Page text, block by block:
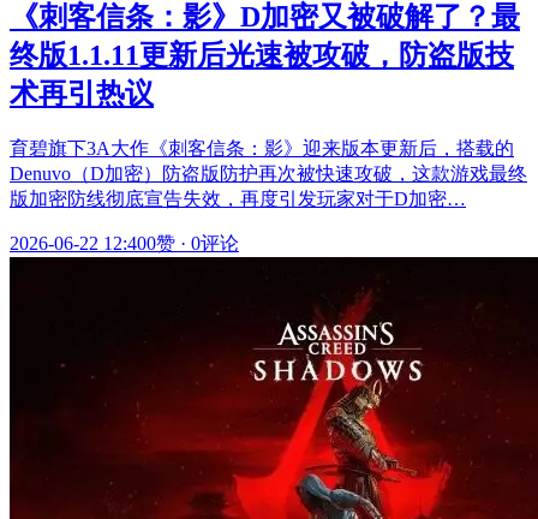
《刺客信条：影》D加密又被破解了？最
终版1.1.11更新后光速被攻破，防盗版技
术再引热议
育碧旗下3A大作《刺客信条：影》迎来版本更新后，搭载的
Denuvo（D加密）防盗版防护再次被快速攻破，这款游戏最终
版加密防线彻底宣告失效，再度引发玩家对于D加密…
2026-06-22 12:400赞 · 0评论